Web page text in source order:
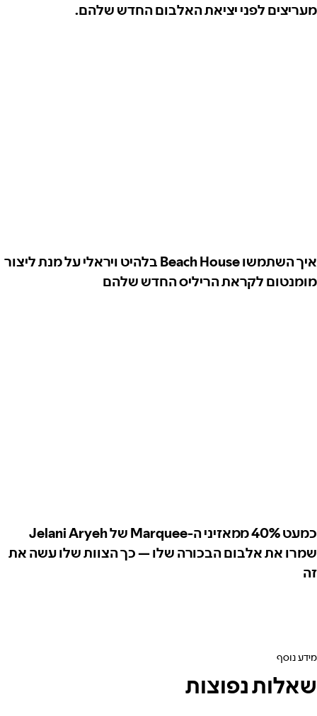
מעריצים לפני יציאת האלבום החדש שלהם.
איך השתמשו Beach House בלהיט ויראלי על מנת ליצור
מומנטום לקראת הריליס החדש שלהם
כמעט 40% ממאזיני ה-Marquee של Jelani Aryeh
שמרו את אלבום הבכורה שלו — כך הצוות שלו עשה את
זה
מידע נוסף
שאלות נפוצות